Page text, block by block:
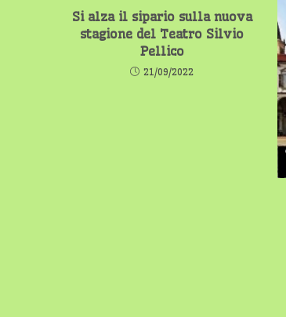
Si alza il sipario sulla nuova
stagione del Teatro Silvio
Pellico
21/09/2022